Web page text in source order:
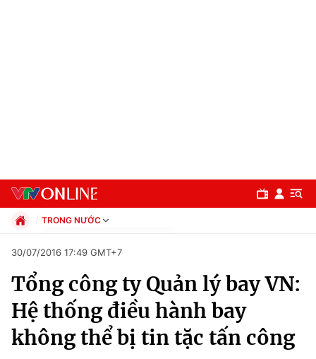
Chuyên mục
Chính trị
TRONG NƯỚC
Xã hội
Pháp luật
Kinh tế
Thể thao
Truyền hình
Văn hóa - Giải trí
30/07/2016 17:49 GMT+7
Tổng công ty Quản lý bay VN:
Hệ thống điều hành bay
không thể bị tin tặc tấn công